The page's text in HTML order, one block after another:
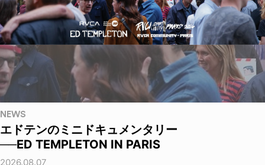
NEWS
エドテンのミニドキュメンタリー
──ED TEMPLETON IN PARIS
2026.08.07